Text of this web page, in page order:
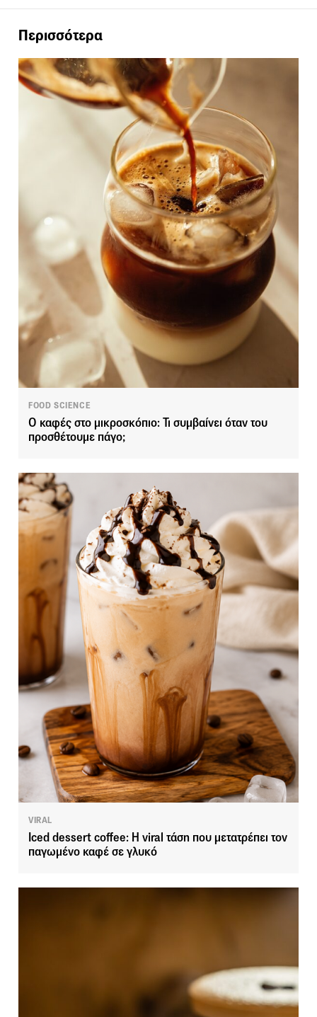
Περισσότερα
FOOD SCIENCE
Ο καφές στο μικροσκόπιο: Τι συμβαίνει όταν του
προσθέτουμε πάγο;
VIRAL
Iced dessert coffee: Η viral τάση που μετατρέπει τον
παγωμένο καφέ σε γλυκό